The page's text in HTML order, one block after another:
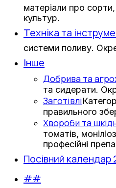
матеріали про
культур.
Техніка та
системи поливу.
Інше
Добрива та
та сидерати.
Заготівлі
правильного
Хвороби та
томатів,
професійні
Посівний календар
##